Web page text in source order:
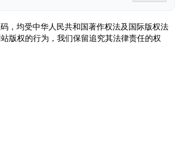
，均受中华人民共和国著作权法及国际版权法
版权的行为，我们保留追究其法律责任的权